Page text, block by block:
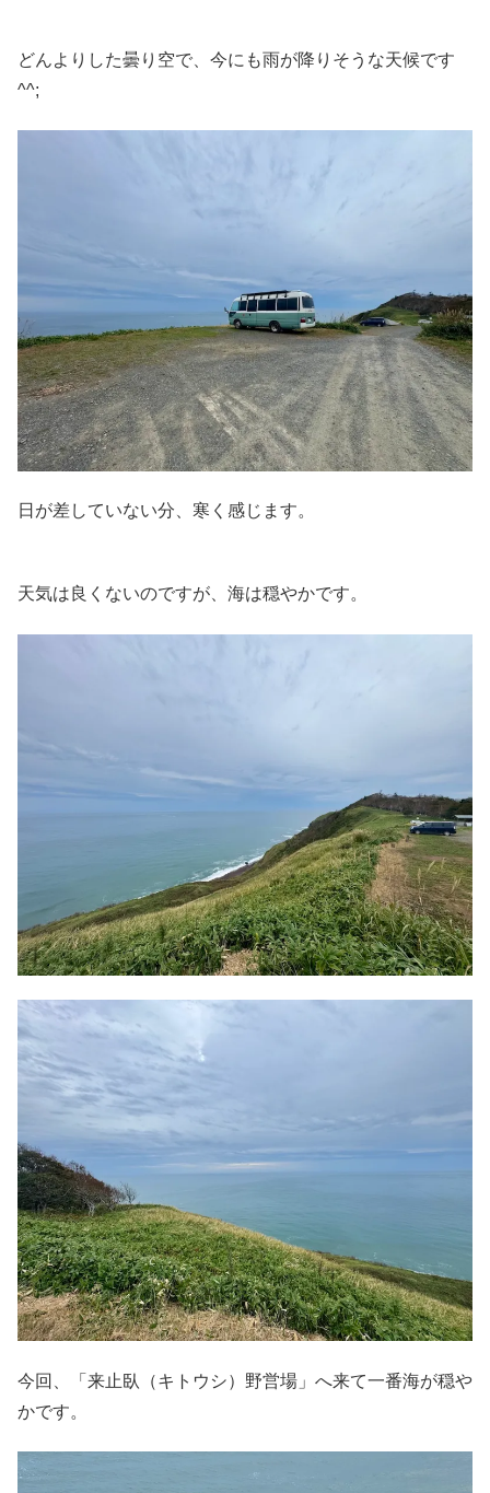
どんよりした曇り空で、今にも雨が降りそうな天候です
^^;
日が差していない分、寒く感じます。
天気は良くないのですが、海は穏やかです。
今回、「来止臥（キトウシ）野営場」へ来て一番海が穏や
かです。